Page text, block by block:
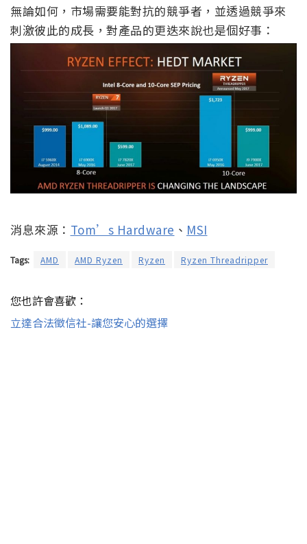
無論如何，市場需要能對抗的競爭者，並透過競爭來
刺激彼此的成長，對產品的更迭來說也是個好事：
消息來源： Tom’s Hardware 、 MSI
Tags: AMD AMD Ryzen Ryzen Ryzen Threadripper
您也許會喜歡：
立達合法徵信社-讓您安心的選擇